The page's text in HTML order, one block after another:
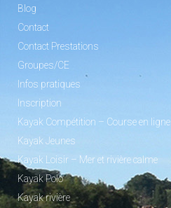
Blog
Contact
Contact Prestations
Groupes/CE
Infos pratiques
Inscription
Kayak Compétition – Course en ligne
Kayak Jeunes
Kayak Loisir – Mer et rivière calme
Kayak Polo
Kayak rivière